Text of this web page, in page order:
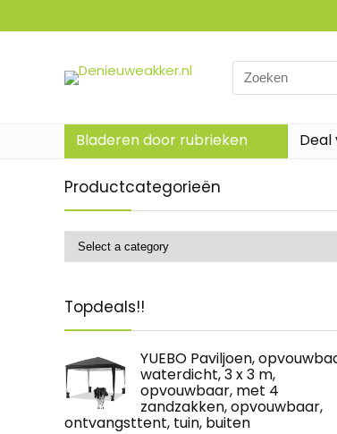
Search
for:
Bladeren door rubrieken Deal
Productcategorieën
Topdeals!!
YUEBO Paviljoen,
waterdicht, 3 x 3 m,
opvouwbaar, met 4
zandzakken, opvouwbaar,
ontvangsttent, tuin, buiten